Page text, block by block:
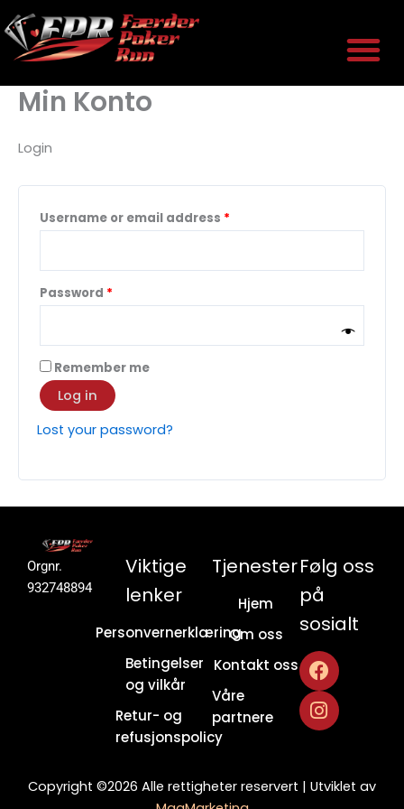
Skip
to
content
Min Konto
Login
Username or email address *
Password *
Required
Remember me
Log in
Lost your password?
Orgnr.
932748894
Viktige
lenker
Personvernerklæring
Betingelser
og vilkår
Retur- og
refusjonspolicy
Tjenester
Hjem
Om oss
Kontakt oss
Våre
partnere
Følg oss
på
sosialt
F
a
c
e
b
o
k
I
n
s
t
a
r
a
Copyright ©2026 Alle rettigheter reservert | Utviklet av